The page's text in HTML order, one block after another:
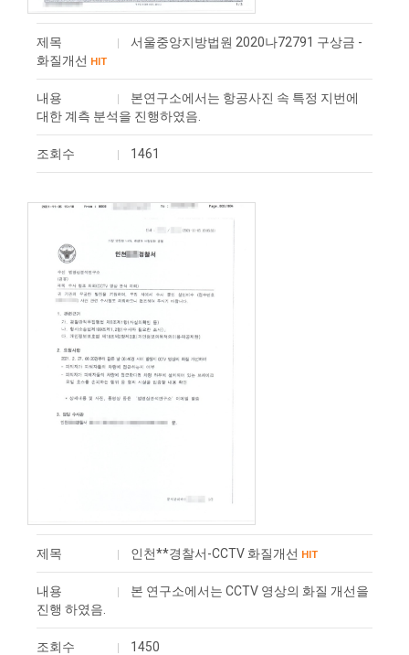
제목
서울중앙지방법원 2020나72791 구상금 -
화질개선 HIT
내용
본연구소에서는 항공사진 속 특정 지번에
대한 계측 분석을 진행하였음.
조회수 1461
제목 인천**경찰서-CCTV 화질개선 HIT
내용
본 연구소에서는 CCTV 영상의 화질 개선을
진행 하였음.
조회수 1450